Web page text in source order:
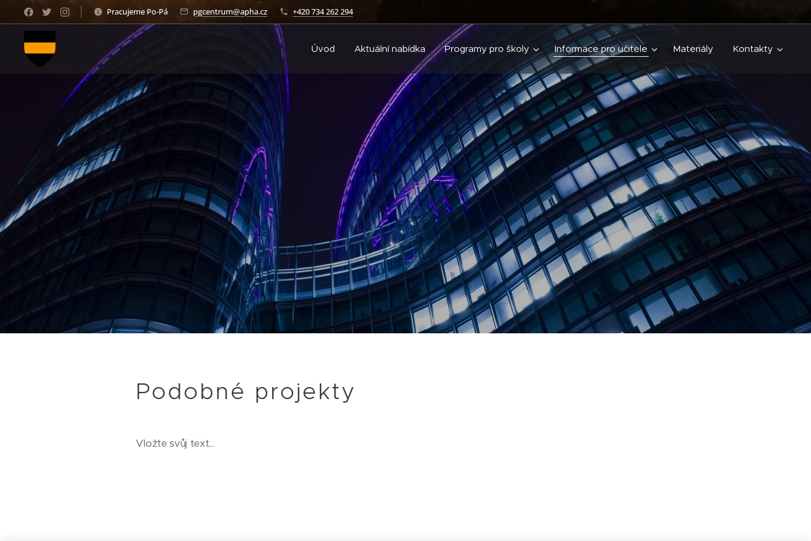
Pracujeme Po-Pá pgcentrum@apha.cz +420 734 262 294
Úvod Aktuální nabídka Programy pro školy Informace pro učitele Materiály Kontakty
Podobné projekty
Vložte svůj text...